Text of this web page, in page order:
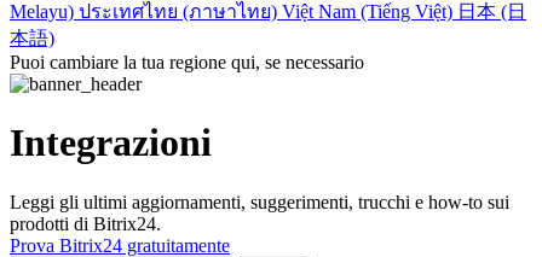
Melayu) ประเทศไทย (ภาษาไทย) Việt Nam (Tiếng Việt) 日本 (日
本語)
Puoi cambiare la tua regione qui, se necessario
Integrazioni
Leggi gli ultimi aggiornamenti, suggerimenti, trucchi e how-to sui
prodotti di Bitrix24.
Prova Bitrix24 gratuitamente